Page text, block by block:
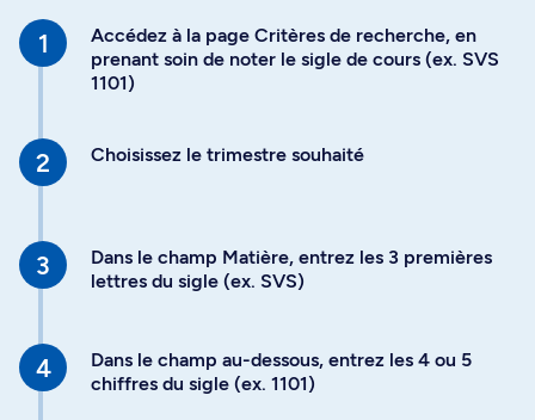
Accédez à la page Critères de recherche, en
prenant soin de noter le sigle de cours (ex. SVS
1101)
Choisissez le trimestre souhaité
Dans le champ Matière, entrez les 3 premières
lettres du sigle (ex. SVS)
Dans le champ au-dessous, entrez les 4 ou 5
chiffres du sigle (ex. 1101)